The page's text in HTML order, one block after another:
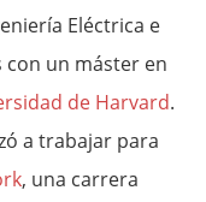
Eléctrica e
un máster en
de Harvard.
a trabajar para
, una carrera